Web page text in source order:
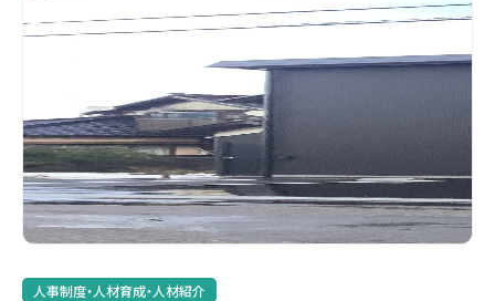
人事制度・人材育成・人材紹介